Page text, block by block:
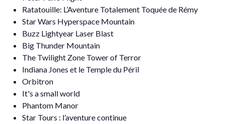
Ratatouille: L’Aventure Totalement Toquée de Rémy
Star Wars Hyperspace Mountain
Buzz Lightyear Laser Blast
Big Thunder Mountain
The Twilight Zone Tower of Terror
Indiana Jones et le Temple du Péril​
Orbitron
It's a small world
Phantom Manor
Star Tours : l’aventure continue